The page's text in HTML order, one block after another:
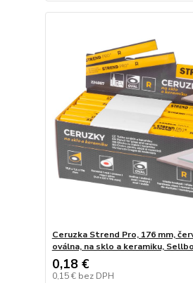
Ceruzka Strend Pro, 176 mm,
oválna, na sklo a keramiku,
0,18 €
0,15 € bez DPH